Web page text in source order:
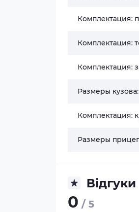
Комплектация:
Комплектация:
Комплектация:
Размеры
Комплектация:
Размеры
Відгуки
0 / 5